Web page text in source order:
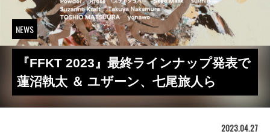
NEWS
『FFKT 2023』最終ラインナップ発表で
蓮沼執太 ＆ ユザーン、七尾旅人ら
2023.04.27